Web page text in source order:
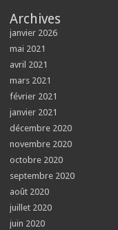
Archives
janvier 2026
mai 2021
avril 2021
mars 2021
février 2021
janvier 2021
décembre 2020
novembre 2020
octobre 2020
septembre 2020
août 2020
juillet 2020
juin 2020